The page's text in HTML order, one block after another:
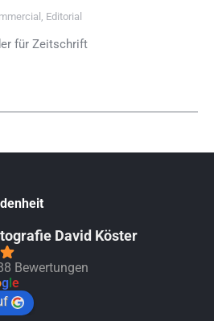
Editorial
für Zeitschrift
David Köster
Bewertungen
gle